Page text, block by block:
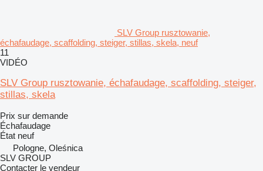
SLV Group rusztowanie,
échafaudage, scaffolding, steiger, stillas, skela, neuf
11
VIDÉO
SLV Group rusztowanie, échafaudage, scaffolding, steiger,
stillas, skela
Prix sur demande
Échafaudage
État neuf
Pologne, Oleśnica
SLV GROUP
Contacter le vendeur